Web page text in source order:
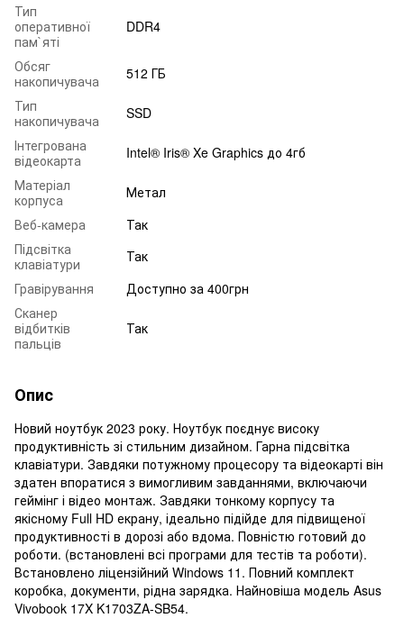
Тип
оперативної
пам`яті
DDR4
Обсяг
накопичувача
512 ГБ
Тип
накопичувача
SSD
Інтегрована
відеокарта
Intel® Iris® Xe Graphics до 4гб
Матеріал
корпуса
Метал
Веб-камера
Так
Підсвітка
клавіатури
Так
Гравірування
Доступно за 400грн
Сканер
відбитків
пальців
Так
Опис
Новий ноутбук 2023 року. Ноутбук поєднує високу
продуктивність зі стильним дизайном. Гарна підсвітка
клавіатури. Завдяки потужному процесору та відеокарті він
здатен впоратися з вимогливим завданнями, включаючи
геймінг і відео монтаж. Завдяки тонкому корпусу та
якісному Full HD екрану, ідеально підійде для підвищеної
продуктивності в дорозі або вдома. Повністю готовий до
роботи. (встановлені всі програми для тестів та роботи).
Встановлено ліцензійний Windows 11. Повний комплект
коробка, документи, рідна зарядка. Найновіша модель Asus
Vivobook 17X K1703ZA-SB54.